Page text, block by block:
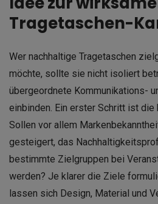
Tragetaschen-
Wer nachhaltige Tragetaschen
möchte, sollte sie nicht isoliert
übergeordnete Kommunikations-
einbinden. Ein erster Schritt ist
Sollen vor allem
gesteigert, das
bestimmte Zielgruppen bei
werden? Je klarer die Ziele
lassen sich Design, Material und